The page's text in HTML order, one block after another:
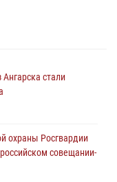
стали
охраны Росгвардии
совещании-